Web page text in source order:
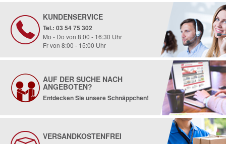
KUNDENSERVICE
Tel.: 03 54 75 302
Mo - Do von 8:00 - 16:30 Uhr
Fr von 8:00 - 15:00 Uhr
AUF DER SUCHE NACH
ANGEBOTEN?
Entdecken Sie unsere Schnäppchen!
VERSANDKOSTENFREI